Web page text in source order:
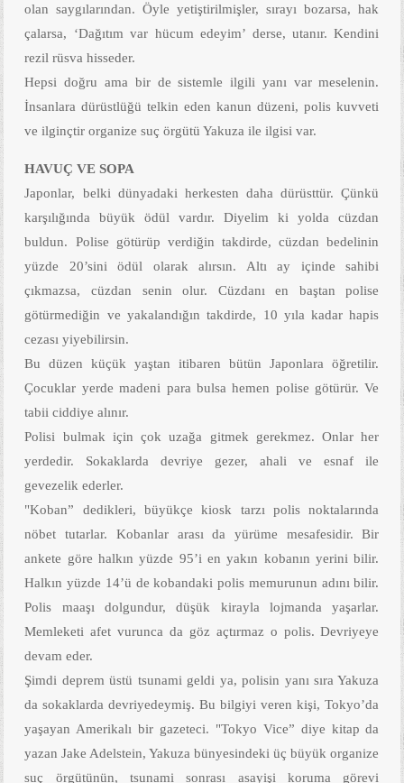
olan saygılarından. Öyle yetiştirilmişler, sırayı bozarsa, hak
çalarsa, ‘Dağıtım var hücum edeyim’ derse, utanır. Kendini
rezil rüsva hisseder.
Hepsi doğru ama bir de sistemle ilgili yanı var meselenin.
İnsanlara dürüstlüğü telkin eden kanun düzeni, polis kuvveti
ve ilginçtir organize suç örgütü Yakuza ile ilgisi var.
HAVUÇ VE SOPA
Japonlar, belki dünyadaki herkesten daha dürüsttür. Çünkü
karşılığında büyük ödül vardır. Diyelim ki yolda cüzdan
buldun. Polise götürüp verdiğin takdirde, cüzdan bedelinin
yüzde 20’sini ödül olarak alırsın. Altı ay içinde sahibi
çıkmazsa, cüzdan senin olur. Cüzdanı en baştan polise
götürmediğin ve yakalandığın takdirde, 10 yıla kadar hapis
cezası yiyebilirsin.
Bu düzen küçük yaştan itibaren bütün Japonlara öğretilir.
Çocuklar yerde madeni para bulsa hemen polise götürür. Ve
tabii ciddiye alınır.
Polisi bulmak için çok uzağa gitmek gerekmez. Onlar her
yerdedir. Sokaklarda devriye gezer, ahali ve esnaf ile
gevezelik ederler.
"Koban” dedikleri, büyükçe kiosk tarzı polis noktalarında
nöbet tutarlar. Kobanlar arası da yürüme mesafesidir. Bir
ankete göre halkın yüzde 95’i en yakın kobanın yerini bilir.
Halkın yüzde 14’ü de kobandaki polis memurunun adını bilir.
Polis maaşı dolgundur, düşük kirayla lojmanda yaşarlar.
Memleketi afet vurunca da göz açtırmaz o polis. Devriyeye
devam eder.
Şimdi deprem üstü tsunami geldi ya, polisin yanı sıra Yakuza
da sokaklarda devriyedeymiş. Bu bilgiyi veren kişi, Tokyo’da
yaşayan Amerikalı bir gazeteci. "Tokyo Vice” diye kitap da
yazan Jake Adelstein, Yakuza bünyesindeki üç büyük organize
suç örgütünün, tsunami sonrası asayişi koruma görevi